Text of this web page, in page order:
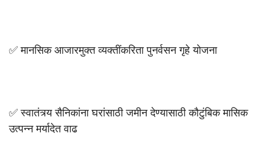
✅ मानसिक आजारमुक्त व्यक्तींकरिता पुनर्वसन गृहे योजना
✅ स्वातंत्र्य सैनिकांना घरांसाठी जमीन देण्यासाठी कौटुंबिक मासिक
उत्पन्न मर्यादेत वाढ